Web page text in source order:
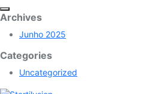
Archives
Junho 2025
Categories
Uncategorized